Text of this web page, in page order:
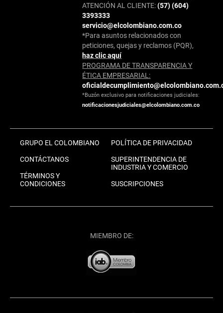
ATENCIÓN AL CLIENTE:(57) (604)
3393333
servicio@elcolombiano.com.co
*Para asuntos relacionados con
peticiones, quejas y reclamos (PQR),
haz clic aquí
PROGRAMA DE TRANSPARENCIA Y
ÉTICA EMPRESARIAL:
*Buzón exclusivo para notificaciones judiciales:
notificacionesjudiciales@elcolombiano.com.co
GRUPO EL COLOMBIANO
CONTÁCTANOS
TÉRMINOS Y
CONDICIONES
POLÍTICA DE PRIVACIDAD
SUPERINTENDENCIA DE
INDUSTRIA Y COMERCIO
SUSCRIPCIONES
MIEMBRO DE: